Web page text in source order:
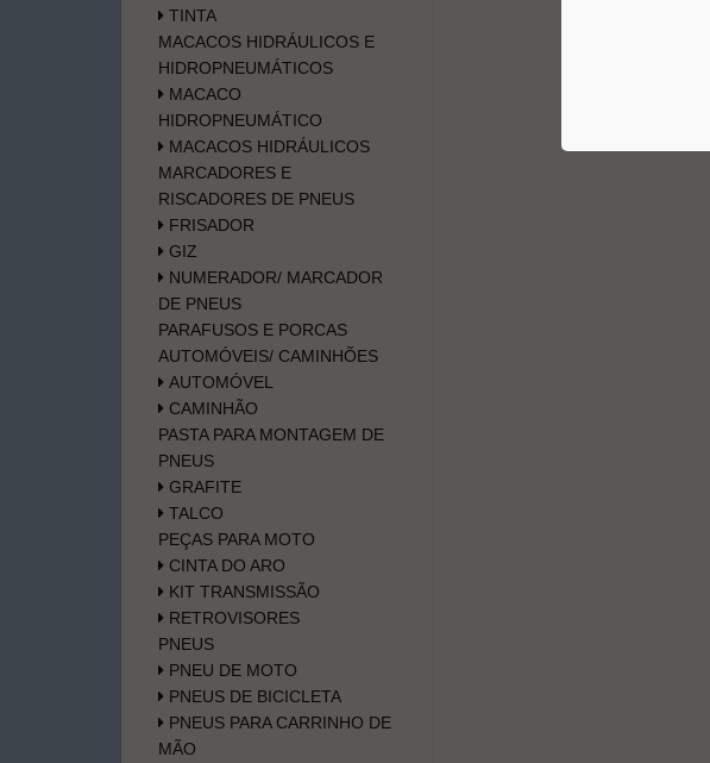
TINTA
MACACOS HIDRÁULICOS E
HIDROPNEUMÁTICOS
MACACO
HIDROPNEUMÁTICO
MACACOS HIDRÁULICOS
MARCADORES E
RISCADORES DE PNEUS
FRISADOR
GIZ
NUMERADOR/ MARCADOR
DE PNEUS
PARAFUSOS E PORCAS
AUTOMÓVEIS/ CAMINHÕES
AUTOMÓVEL
CAMINHÃO
PASTA PARA MONTAGEM DE
PNEUS
GRAFITE
TALCO
PEÇAS PARA MOTO
CINTA DO ARO
KIT TRANSMISSÃO
RETROVISORES
PNEUS
PNEU DE MOTO
PNEUS DE BICICLETA
PNEUS PARA CARRINHO DE
MÃO